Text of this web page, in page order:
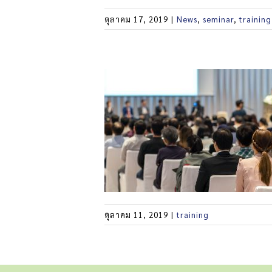
ตุลาคม 17, 2019 | News, seminar,training
ตุลาคม 11, 2019 | training